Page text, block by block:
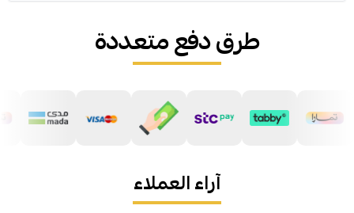
طرق دفع متعددة
آراء العملاء